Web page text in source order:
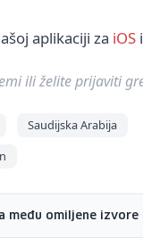
aplikaciji za iOS
ili želite prijaviti
Saudijska Arabija
među omiljene izvore